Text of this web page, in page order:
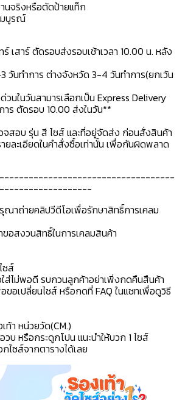
นจริงหรือตัดป้ายแท็ก
บูรณ์
เสาร์ ตัดรอบส่งรอบเช้าเวลา 10.00 น. หลัง
วันทำการ ต่างจังหวัด 3-4 วันทำการ(ยกเว้น
นในวันสามารเลือกเป็น Express Delivery
าร ตัดรอบ 10.00 ส่งในวัน**
สอบ รุ่น สี ไซส์ และที่อยู่จัดส่ง ก่อนสั่งสินค้า
ยละเอียดในคำสั่งซื้อเท่านั้น เพื่อกันผิดพลาด
าถ่ายคลิปวีดีโอเพื่อรักษาสิทธิ์การเคลม
อสงวนสิทธิ์ในการเคลมสินค้า
ซส์
ใส่ไม่พอดี รบกวนลูกค้าอย่าเพิ่งกดคืนสืนค้า
อเปลี่ยนไซส์ หรือกดที่ FAQ ในแชทเพื่อดูวิธี
ท้า หน่วยวัด(CM.)
วบ หรือกระดูกโปน แนะนำให้บวก 1 ไซส์
ไซส์จากตารางได้เลย